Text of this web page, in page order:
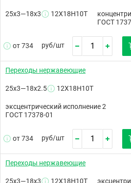
25х3—18х3 12Х18Н10Т
ГОСТ
от 734 руб/шт
Переходы нержавеющие
25х3—18х2.5 12Х18Н10Т
эксцентрический исполнение 2
ГОСТ 17378-01
от 734 руб/шт
Переходы нержавеющие
25х3—18х3 12Х18Н10Т